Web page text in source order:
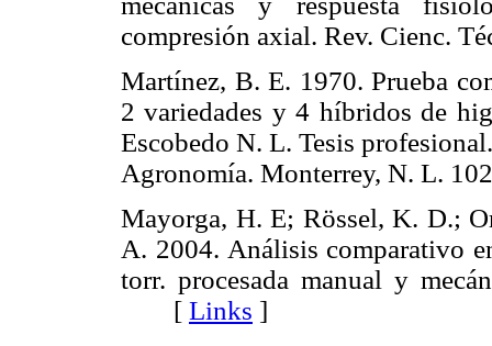
compresión axial. Rev.
Martínez, B. E. 1970. Prueba
2 variedades y 4 híbridos de
Escobedo N. L. Tesis
Agronomía. Monterrey, N.
Mayorga, H. E; Rössel, K. D.;
A. 2004. Análisis comparativo
torr. procesada manual y
[ Links ]